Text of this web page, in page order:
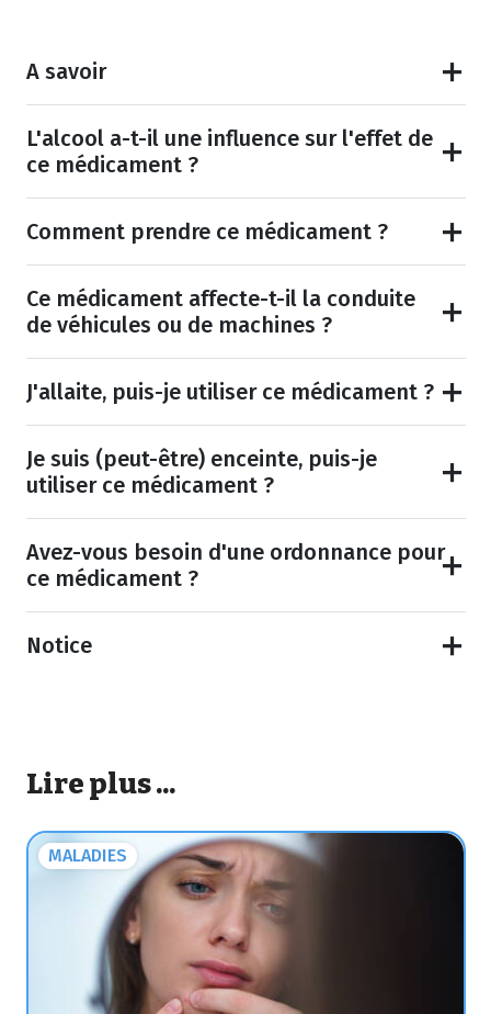
A savoir
L'alcool a-t-il une influence sur l'effet de
ce médicament ?
Comment prendre ce médicament ?
Ce médicament affecte-t-il la conduite
de véhicules ou de machines ?
J'allaite, puis-je utiliser ce médicament ?
Je suis (peut-être) enceinte, puis-je
utiliser ce médicament ?
Avez-vous besoin d'une ordonnance pour
ce médicament ?
Notice
Lire plus ...
MALADIES